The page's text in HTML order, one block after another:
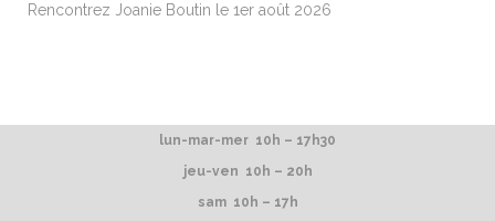
Rencontrez Joanie Boutin le 1er août 2026
lun-mar-mer 10h – 17h30
jeu-ven 10h – 20h
sam 10h – 17h